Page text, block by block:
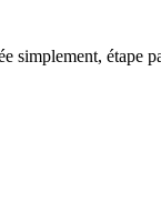
simplement, étape